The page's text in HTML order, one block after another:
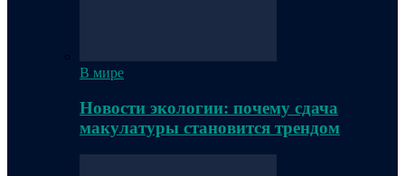
В мире
Новости экологии: почему сдача
макулатуры становится трендом